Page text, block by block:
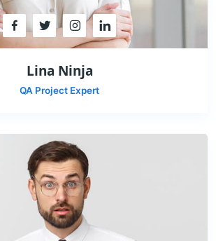
Lina Ninja
QA Project Expert